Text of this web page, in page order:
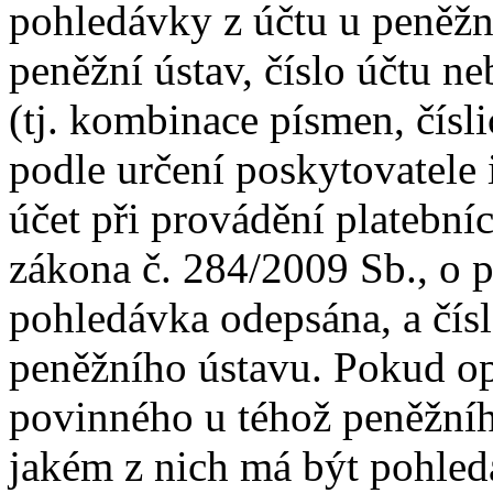
pohledávky z účtu u
peněžní ústav, číslo účtu
(tj. kombinace písmen,
podle určení
účet při provádění
zákona č. 284/2009 Sb., o
pohledávka odepsána, a
peněžního ústavu. Pokud
povinného u téhož
jakém z nich má být